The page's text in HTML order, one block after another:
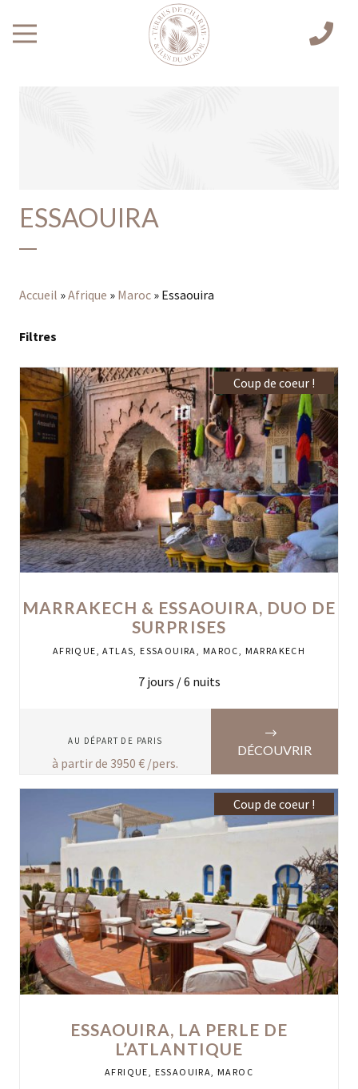
ESSAOUIRA
Accueil »Afrique » Maroc » Essaouira
Filtres
Coup de coeur !
MARRAKECH & ESSAOUIRA, DUO DE
SURPRISES
AFRIQUE ,ATLAS ESSAOUIRA MAROC MARRAKECH
7jours /6 nuits
AU DÉPART DE PARIS
à partir de 3950 € /pers.
DÉCOUVRIR
Coup de coeur !
ESSAOUIRA, LA PERLE DE
L’ATLANTIQUE
AFRIQUE ESSAOUIRA MAROC